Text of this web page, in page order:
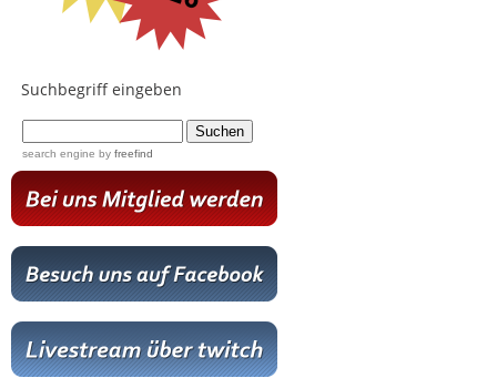
Suchbegriff eingeben
search engine by freefind